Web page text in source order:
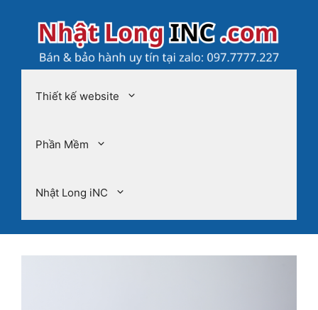
Thiết kế website
Phần Mềm
Nhật Long iNC